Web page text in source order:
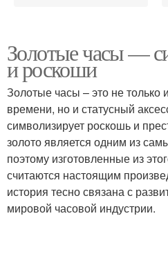
Образа с платьем
Образа с юбкой
Элегантные женщины
Золотые часы —
и роскоши
Золотые часы – это не только
времени, но и статусный
символизирует роскошь и
золото является одним из
поэтому изготовленные из
считаются настоящим
история тесно связана с
мировой часовой индустрии.